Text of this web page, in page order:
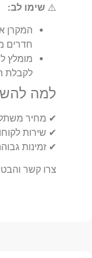
⚠️ שימו לב:
המקרן
חדרים
מומלץ
לקבלת
למה
✔ מחיר
✔ שירות
✔ זמינות
צרו קשר